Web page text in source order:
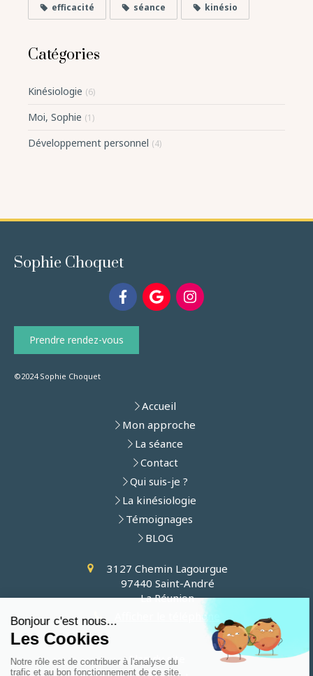
efficacité séance kinésio
Catégories
Kinésiologie (6)
Moi, Sophie (1)
Développement personnel (4)
Sophie Choquet
Prendre rendez-vous
©2024 Sophie Choquet
Accueil
Mon approche
La séance
Contact
Qui suis-je ?
La kinésiologie
Témoignages
BLOG
3127 Chemin Lagourgue
97440 Saint-André
La Réunion
Afficher le téléphone
Plan du site